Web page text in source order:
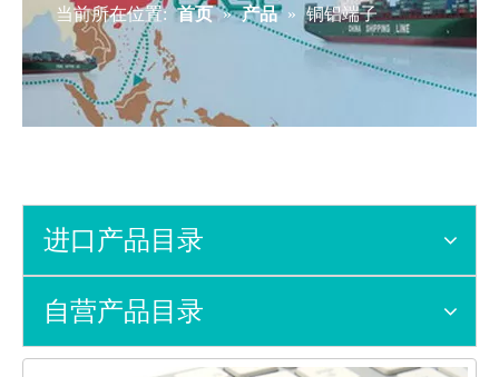
当前所在位置: 首页 » 产品 » 铜铝端子
进口产品目录
自营产品目录